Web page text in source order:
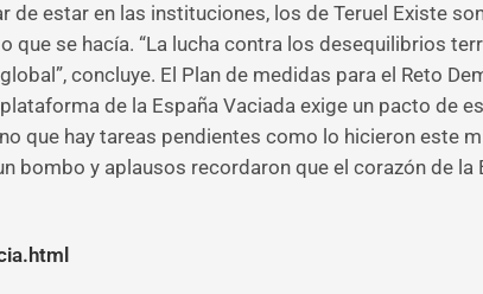
estar en las instituciones, los de Teruel Existe
se hacía. “La lucha contra los desequilibrios
concluye. El Plan de medidas para el Reto
de la España Vaciada exige un pacto de
que hay tareas pendientes como lo hicieron este
bombo y aplausos recordaron que el corazón de la